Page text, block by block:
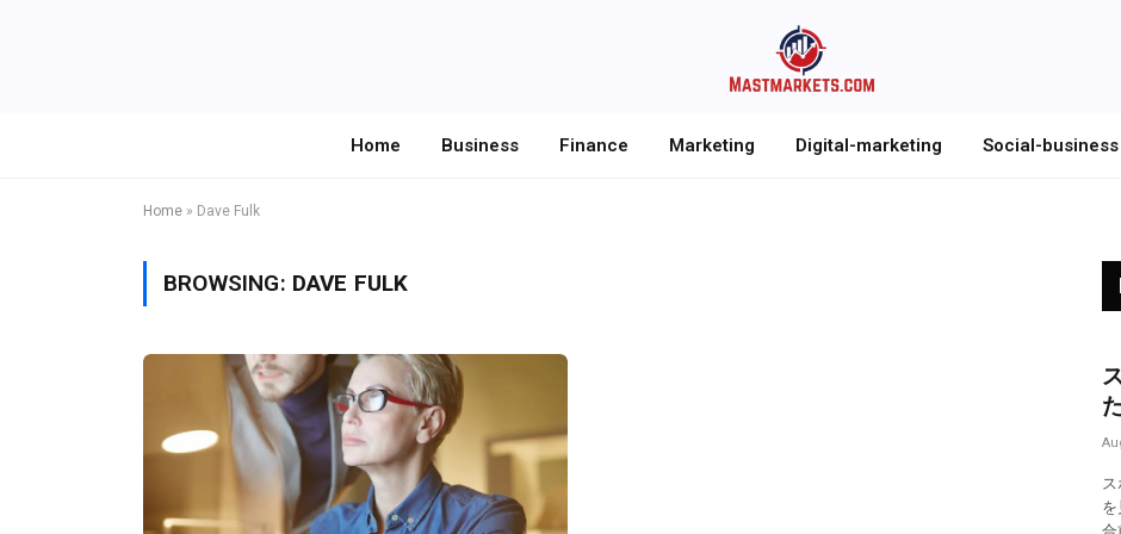
Home Business Finance Marketing Digital-marketing Social-business
Home » Dave Fulk
BROWSING: DAVE FULK